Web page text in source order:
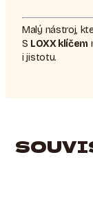
Malý nástroj,
S LOXX klíčem
i jistotu.